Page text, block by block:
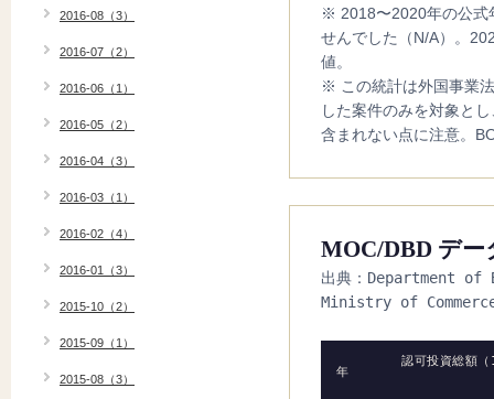
※ 2018〜2020年の公式
せんでした（N/A）。
値。
※ この統計は外国事業
した案件のみを対象と
含まれない点に注意。
MOC/DBD デー
出典：Department of
Ministry of
年
認可投資総額
2016-08（3）
2016-07（2）
2016-06（1）
2016-05（2）
2016-04（3）
2016-03（1）
2016-02（4）
2016-01（3）
2015-10（2）
2015-09（1）
2015-08（3）